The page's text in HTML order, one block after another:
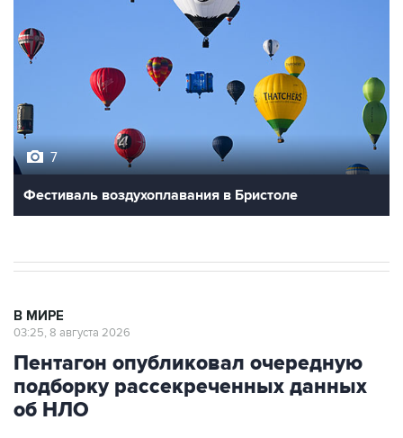
7
Фестиваль воздухоплавания в Бристоле
В МИРЕ
03:25, 8 августа 2026
Пентагон опубликовал очередную
подборку рассекреченных данных
об НЛО